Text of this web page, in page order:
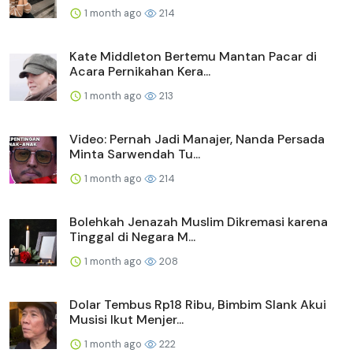
1 month ago 214
Kate Middleton Bertemu Mantan Pacar di
Acara Pernikahan Kera...
1 month ago 213
Video: Pernah Jadi Manajer, Nanda Persada
Minta Sarwendah Tu...
1 month ago 214
Bolehkah Jenazah Muslim Dikremasi karena
Tinggal di Negara M...
1 month ago 208
Dolar Tembus Rp18 Ribu, Bimbim Slank Akui
Musisi Ikut Menjer...
1 month ago 222